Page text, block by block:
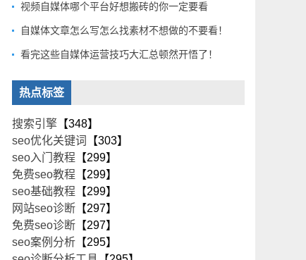
视频自媒体哪个平台好想搬砖的你一定要看
自媒体文章怎么写怎么找素材不想做的不要看！
看完这些自媒体运营技巧大汇总顿然开悟了！
热点标签
搜索引擎 【348】
seo优化关键词
【303】
seo入门教程 【299】
免费seo教程 【299】
seo基础教程 【299】
网站seo诊断 【297】
免费seo诊断 【297】
seo案例分析 【295】